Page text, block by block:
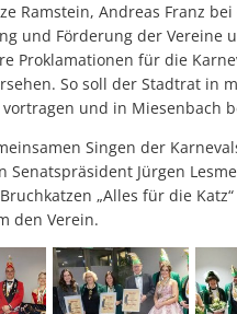
Ramstein, Andreas Franz
und Förderung der Vereine
Proklamationen für die
So soll der Stadtrat in
vortragen und in Miesenbach
Singen der
Senatspräsident Jürgen
„Alles für die
den Verein.